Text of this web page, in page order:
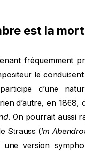
est la mort
fréquemment
le
d’une
d’autre, en 1868,
. On pourrait aussi
Strauss (Im
version